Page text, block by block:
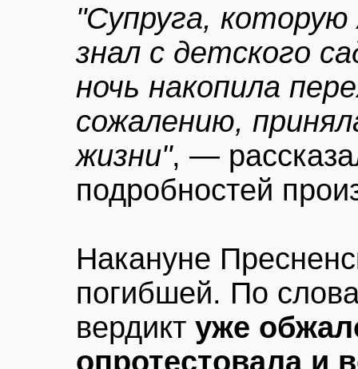
"Супруга,
знал с детского
ночь накопила
сожалению,
жизни", —
подробностей
Накануне
погибшей. По
вердикт уже
опротестовала и